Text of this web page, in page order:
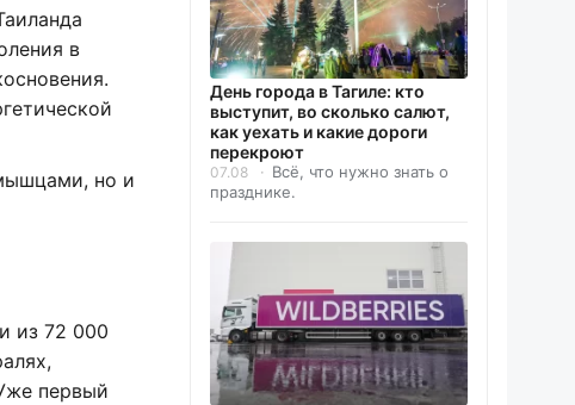
в
но и
из 72 000
первый
День города в Тагиле: кто
выступит, во сколько салют,
как уехать и какие дороги
перекроют
07.08
Всё, что нужно знать о
празднике.